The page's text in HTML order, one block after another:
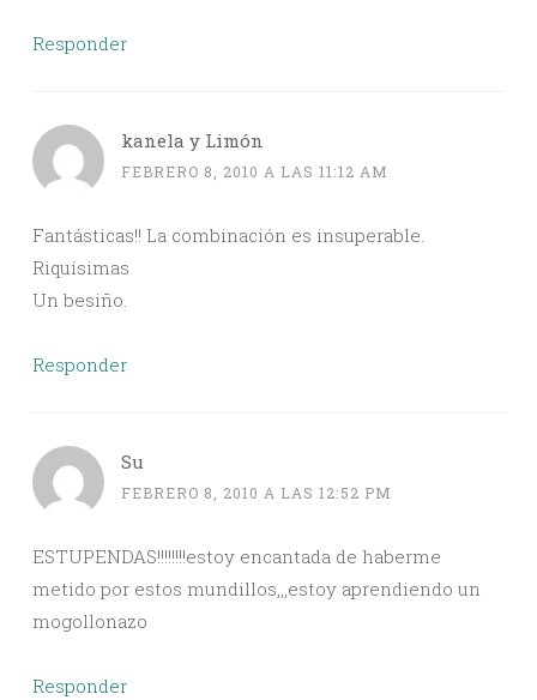
Responder
kanela y Limón
FEBRERO 8, 2010 A LAS 11:12 AM
Fantásticas!! La combinación es insuperable.
Riquísimas
Un besiño.
Responder
Su
FEBRERO 8, 2010 A LAS 12:52 PM
ESTUPENDAS!!!!!!!!estoy encantada de haberme
metido por estos mundillos,,,estoy aprendiendo un
mogollonazo
Responder